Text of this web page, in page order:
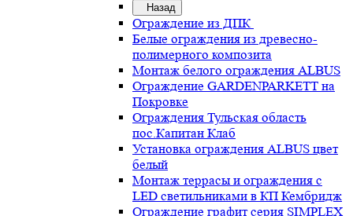
Назад
Ограждение из ДПК
Белые ограждения из древесно-
полимерного композита
Монтаж белого ограждения ALBUS
Ограждение GARDENPARKETT на
Покровке
Ограждения Тульская область
пос.Капитан Клаб
Установка ограждения ALBUS цвет
белый
Монтаж террасы и ограждения с
LED светильниками в КП Кембридж
Ограждение графит серия SIMPLEX